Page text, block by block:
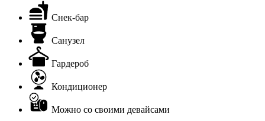
Снек-бар
Санузел
Гардероб
Кондиционер
Можно со своими девайсами